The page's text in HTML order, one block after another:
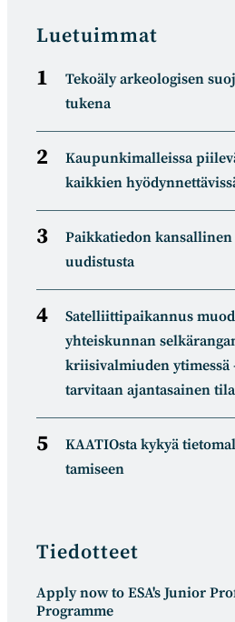
Luetuimmat
Tekoäly arkeologisen
tukena
Kaupunkimalleissa
kaikkien
Paikkatiedon
uudistusta
Satelliitti­paikannus
yhteiskunnan
kriisivalmiuden ytimessä
tarvitaan ajantasainen
KAATIOsta kykyä
tamiseen
Tiedotteet
Apply now to ESA's Junior
Programme